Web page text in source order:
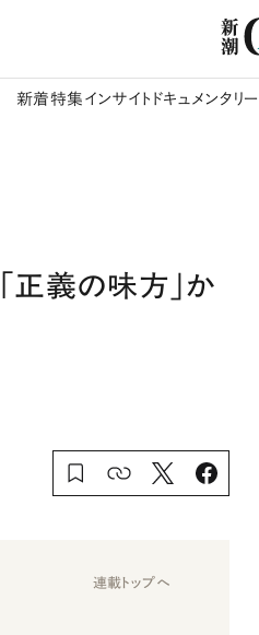
新着特集 インサイト ドキュメンタリー
正義の味方」か
連載トップへ